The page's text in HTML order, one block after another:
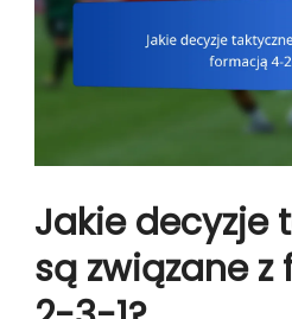
Jakie decyzje
są związane